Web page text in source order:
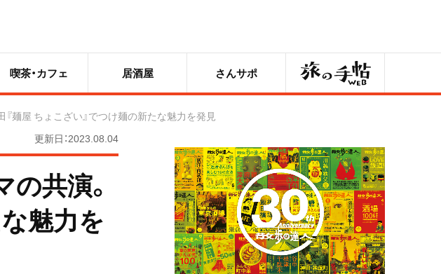
喫茶・カフェ 居酒屋 さんサポ 旅の手帖
麺屋 ちょこざい』でつけ麺の新たな魅力を発見
更新日：2023.08.04
共演。
魅力を